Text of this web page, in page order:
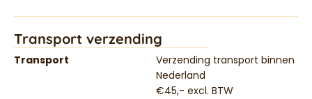
Transport verzending
Transport
Verzending transport binnen
Nederland
€45,- excl. BTW